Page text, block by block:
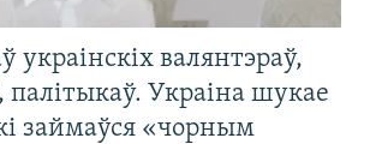
валянтэраў,
палітыкаў. Украіна шукае
займаўся «чорным